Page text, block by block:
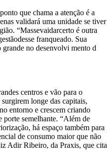
que chama a atenção é a
validará uma unidade se tiver
“Massevaidarcerto é outra
franqueado. Sua
no desenvolvi mento d
centros e vão para o
longe das capitais,
entorno e crescem criando
porte semelhante. “Além de
há espaço também para
de consumo maior que não
Adir Ribeiro, da Praxis, que cita